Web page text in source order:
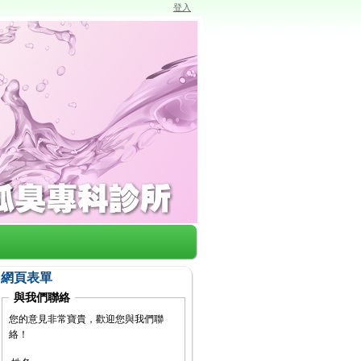
登入
網頁表單
與我們聯絡
您的意見非常寶貴，歡迎您與我們聯
絡！